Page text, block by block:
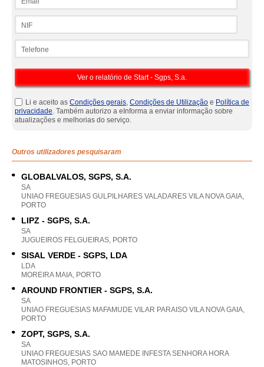
Li e aceito as Condições gerais, Condições de Utilização e Política de
privacidade. Também autorizo a eInforma a enviar informação sobre
atualizações e melhorias do serviço.
Outros utilizadores pesquisaram
GLOBALVALOS, SGPS, S.A.
SA
UNIAO FREGUESIAS GULPILHARES VALADARES VILA NOVA GAIA,
PORTO
LIPZ - SGPS, S.A.
SA
JUGUEIROS FELGUEIRAS, PORTO
SISAL VERDE - SGPS, LDA
LDA
MOREIRA MAIA, PORTO
AROUND FRONTIER - SGPS, S.A.
SA
UNIAO FREGUESIAS MAFAMUDE VILAR PARAISO VILA NOVA GAIA,
PORTO
ZOPT, SGPS, S.A.
SA
UNIAO FREGUESIAS SAO MAMEDE INFESTA SENHORA HORA
MATOSINHOS, PORTO